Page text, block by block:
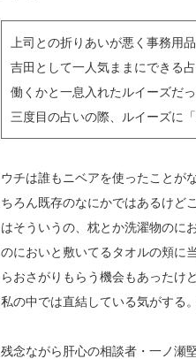
上司との折りあいが悪く事務用
吉田として一人気ままにできる
働くかと一息入れたルイーズだ
三度目の占いの際、ルイーズに
ウチは誰もニベアを使ったことが
ちろん既存のなにかではあるけど
はそういうの、枕とか洗濯物のに
のにおいと敷いてるタオルの頬に
らおさがりもらう機会もあったけ
私の中では直結している気がする
残念ながら肝心の相談者・一ノ瀬